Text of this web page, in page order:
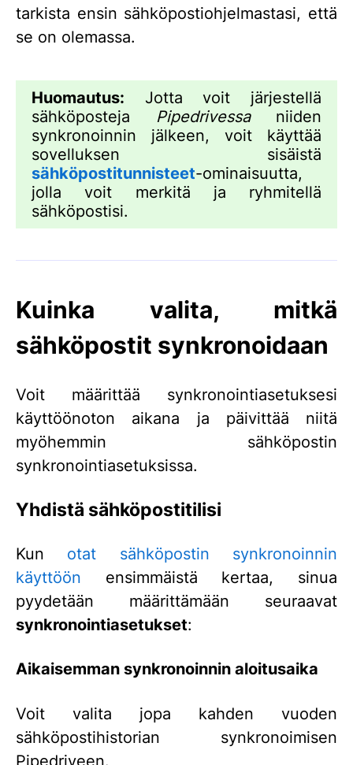
tarkista ensin sähköpostiohjelmastasi, että
se on olemassa.
Huomautus: Jotta voit järjestellä
sähköposteja Pipedrivessaniiden
synkronoinnin jälkeen, voit käyttää
sovelluksen sisäistä
sähköpostitunnisteet-ominaisuutta,
jolla voit merkitä ja ryhmitellä
sähköpostisi.
Kuinka valita, mitkä
sähköpostit synkronoidaan
Voit määrittää synkronointiasetuksesi
käyttöönoton aikana ja päivittää niitä
myöhemmin sähköpostin
synkronointiasetuksissa.
Yhdistä sähköpostitilisi
Kun otat sähköpostin synkronoinnin
käyttöön ensimmäistä kertaa, sinua
pyydetään määrittämään seuraavat
synkronointiasetukset:
Aikaisemman synkronoinnin aloitusaika
Voit valita jopa kahden vuoden
sähköpostihistorian synkronoimisen
Pipedriveen.